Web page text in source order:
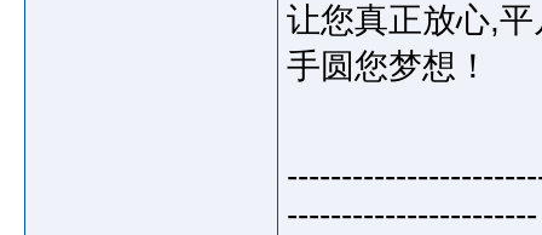
让您真正放心,
手圆您梦想！
-----------------------